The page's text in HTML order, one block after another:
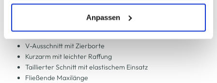
erlauben" bzw. "Alle erlauben" klicken. Mehr dazu
(einschließlich der Möglichkeit, die Einwilligungserklärung
zu ändern oder zu widerrufen) erfahren Sie in unserem
Cookie-Hinweisbzw. derDatenschutzerklärung.
Anpassen
Elegantes Damen Maxikleid von Apricot
V-Ausschnitt mit Zierborte
Kurzarm mit leichter Raffung
Taillierter Schnitt mit elastischem Einsatz
Fließende Maxilänge